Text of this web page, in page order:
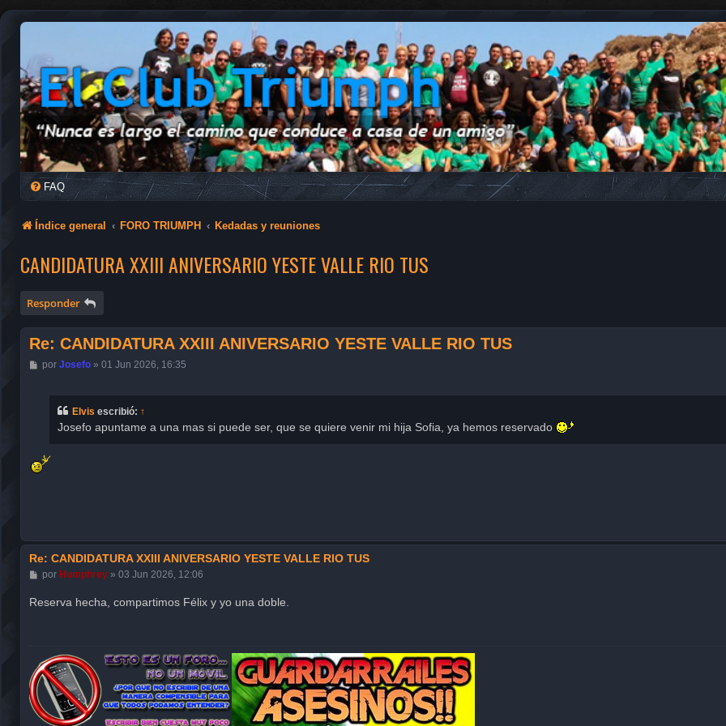
FAQ
Índice general FORO TRIUMPH Kedadas y reuniones
CANDIDATURA XXIII ANIVERSARIO YESTE VALLE RIO TUS
Responder
Re: CANDIDATURA XXIII ANIVERSARIO YESTE VALLE RIO TUS
M
por Josefo» 01 Jun 2026, 16:35
Elvis escribió: ↑
Josefo apuntame a una mas si puede ser, que se quiere venir mi hija Sofia, ya hemos reservado
Re: CANDIDATURA XXIII ANIVERSARIO YESTE VALLE RIO TUS
M
s
por Humphrey» 03 Jun 2026, 12:06
Reserva hecha, compartimos Félix y yo una doble.